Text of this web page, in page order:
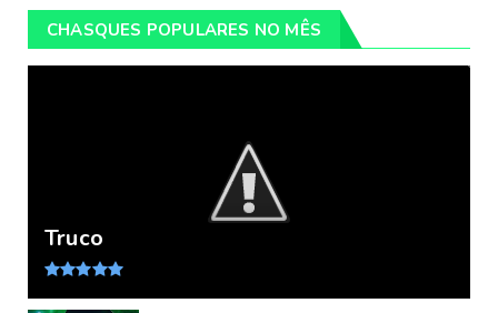
CHASQUES POPULARES NO MÊS
Truco